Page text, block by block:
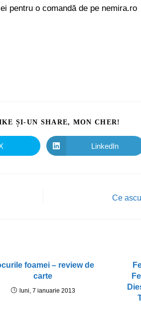
pentru o comandă de pe nemira.ro
ȘI-UN SHARE, MON CHER!
LinkedIn
Ce
foamei – review de
carte
luni, 7 ianuarie 2013